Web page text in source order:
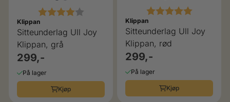
Karakter:
Klippan
Sitteunderlag Ull Joy
Klippan, grå
299,-
På lager
Kjøp
Karakter: 5.0 av 5
Klippan
Sitteunderlag Ull Joy
Klippan, rød
299,-
På lager
Kjøp